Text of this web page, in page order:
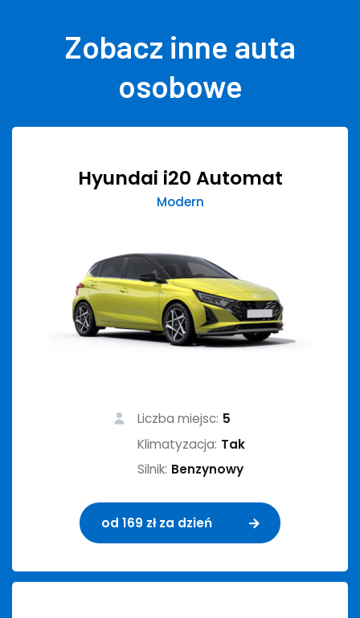
Zobacz inne auta
osobowe
Hyundai i20 Automat
Modern
Liczba miejsc: 5
Klimatyzacja: Tak
Silnik: Benzynowy
od 169 zł za dzień